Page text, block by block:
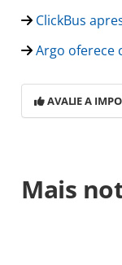
ClickBus
Argo oferece
AVALIE A
https://
transporte-
Todo o conteúdo
brasileira sobre
PANROTAS
Mais